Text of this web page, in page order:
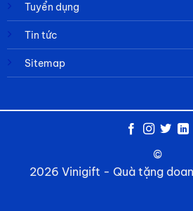
Tuyển dụng
Tin tức
Sitemap
©
2026 Vinigift - Quà tặng